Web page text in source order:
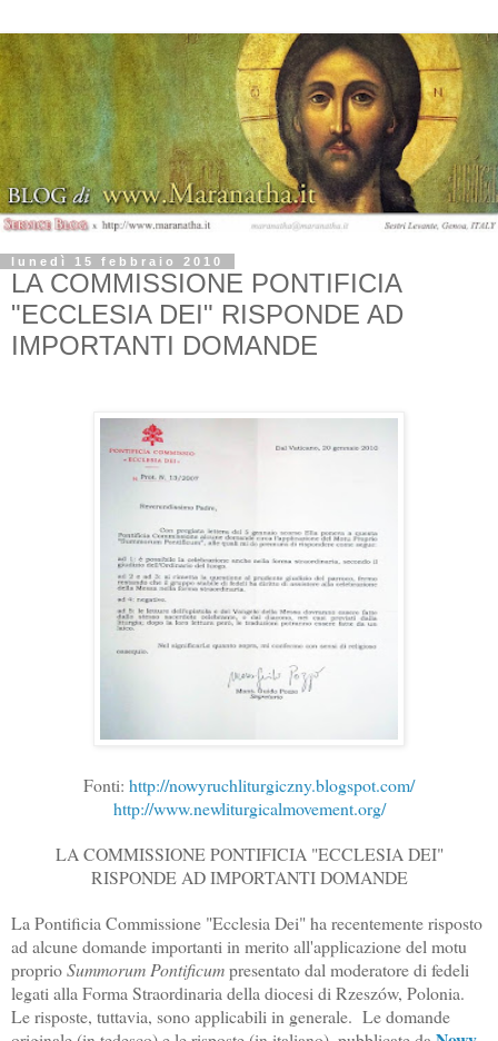
lunedì 15 febbraio 2010
LA COMMISSIONE PONTIFICIA
"ECCLESIA DEI" RISPONDE AD
IMPORTANTI DOMANDE
Fonti: http://nowyruchliturgiczny.blogspot.com/
http://www.newliturgicalmovement.org/
LA COMMISSIONE PONTIFICIA "ECCLESIA DEI"
RISPONDE AD IMPORTANTI DOMANDE
La Pontificia Commissione "Ecclesia Dei" ha recentemente risposto
ad alcune domande importanti in merito all'applicazione del motu
proprioSummorum Pontificumpresentato dal moderatore di fedeli
legati alla Forma Straordinaria della diocesi di Rzeszów, Polonia.
Le risposte, tuttavia, sono applicabili in generale. Le domande